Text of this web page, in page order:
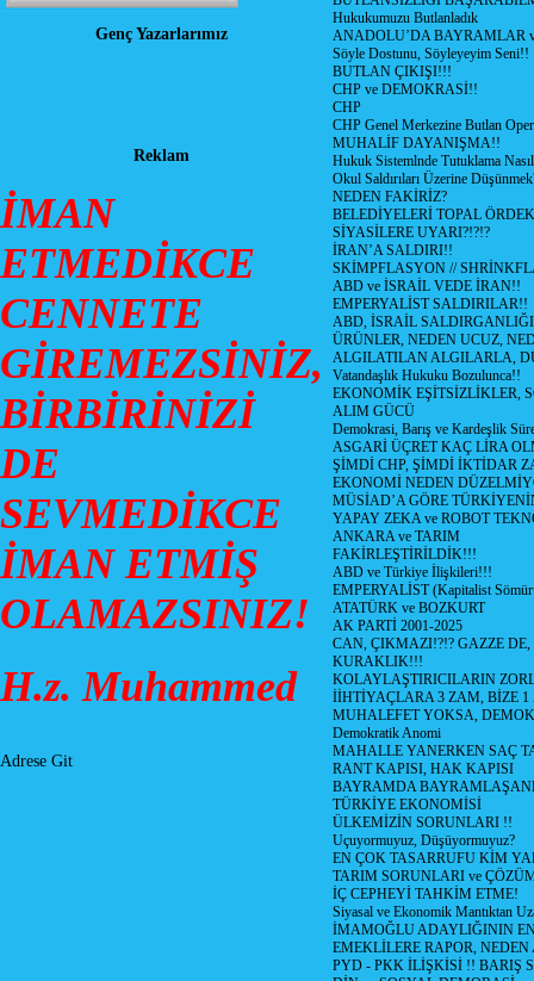
Genç Yazarlarımız
Reklam
İMAN
ETMEDİKCE
CENNETE
GİREMEZSİNİZ,
BİRBİRİNİZİ
DE
SEVMEDİKCE
İMAN ETMİŞ
OLAMAZSINIZ!
H.z. Muhammed
Adrese Git
Hukukumuzu Butlanladık
ANADOLU’DA BAYRAMLAR
Söyle Dostunu, Söyleyeyim Seni!!
BUTLAN ÇIKIŞI!!!
CHP ve DEMOKRASİ!!
CHP
CHP Genel Merkezine Butlan
MUHALİF DAYANIŞMA!!
Hukuk Sistemlnde Tutuklama
Okul Saldırıları Üzerine
NEDEN FAKİRİZ?
BELEDİYELERİ TOPAL
SİYASİLERE UYARI?!?!?
İRAN’A SALDIRI!!
SKİMPFLASYON //
ABD ve İSRAİL VEDE İRAN!!
EMPERYALİST SALDIRILAR!!
ABD, İSRAİL SALDIRGANLIĞI
ÜRÜNLER, NEDEN UCUZ,
ALGILATILAN ALGILARLA,
Vatandaşlık Hukuku Bozulunca!!
EKONOMİK EŞİTSİZLİKLER,
ALIM GÜCÜ
Demokrasi, Barış ve Kardeşlik
ASGARİ ÜÇRET KAÇ LİRA
ŞİMDİ CHP, ŞİMDİ İKTİDAR
EKONOMİ NEDEN
MÜSİAD’A GÖRE
YAPAY ZEKA ve ROBOT
ANKARA ve TARIM
FAKİRLEŞTİRİLDİK!!!
ABD ve Türkiye İlişkileri!!!
EMPERYALİST (Kapitalist
ATATÜRK ve BOZKURT
AK PARTİ 2001-2025
CAN, ÇIKMAZI!?!? GAZZE
KURAKLIK!!!
KOLAYLAŞTIRICILARIN
İİHTİYAÇLARA 3 ZAM, BİZE
MUHALEFET YOKSA,
Demokratik Anomi
MAHALLE YANERKEN SAÇ
RANT KAPISI, HAK KAPISI
BAYRAMDA
TÜRKİYE EKONOMİSİ
ÜLKEMİZİN SORUNLARI !!
Uçuyormuyuz, Düşüyormuyuz?
EN ÇOK TASARRUFU KİM
TARIM SORUNLARI ve
İÇ CEPHEYİ TAHKİM ETME!
Siyasal ve Ekonomik Mantıktan
İMAMOĞLU ADAYLIĞININ
EMEKLİLERE RAPOR,
PYD - PKK İLİŞKİSİ !! BARIŞ